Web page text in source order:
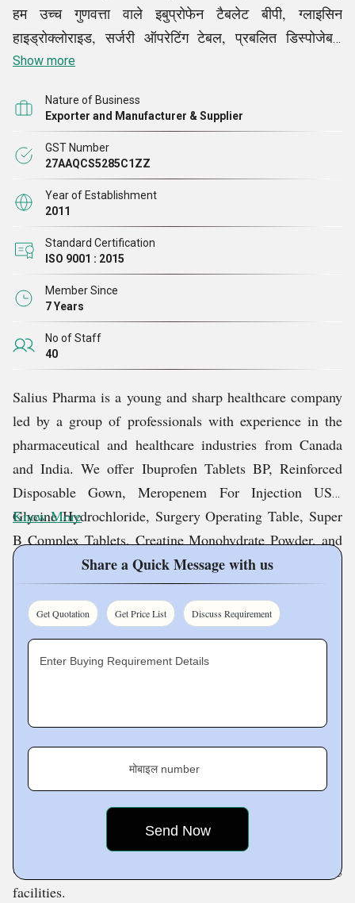
हम उच्च गुणवत्ता वाले इबुप्रोफेन टैबलेट बीपी, ग्लाइसिन
हाइड्रोक्लोराइड, सर्जरी ऑपरेटिंग टेबल, प्रबलित डिस्पोजेबल
गाउन, इंजेक्शन यूएसपी के लिए मेरोपेनेम, सुपर बी कॉम्प्लेक्स टैबलेट,
विभिन्न रिकॉर्ड रखते हैं।
हमें टैबलेट और कैप्सूल से लेकर हेल्थकेयर सप्लीमेंट, हॉस्पिटल
फर्नीचर, मेडिकल मशीन, फार्मा केमिकल्स, सर्जिकल डिस्पोजल आदि
तक हर उत्पाद श्रेणियों के लिए बाजार से उत्कृष्ट प्रतिक्रियाएं
मिलती हैं, हमारे सभी उत्पाद श्रेणियों और संबंधित गुणवत्ता
दिशानिर्देशों के बारे में समृद्ध जानकारी के साथ, हम एक उत्कृष्ट काम
कर रहे हैं और उद्योग में उच्च विकास और सफलता प्राप्त कर रहे
हैं।
Show more
Nature of Business
Exporter and Manufacturer & Supplier
GST Number
27AAQCS5285C1ZZ
Year of Establishment
2011
Standard Certification
ISO 9001 : 2015
Member Since
7 Years
No of Staff
40
Salius Pharma is a young and sharp healthcare company
led by a group of professionals with experience in the
pharmaceutical and healthcare industries from Canada
and India. We offer Ibuprofen Tablets BP, Reinforced
Disposable Gown, Meropenem For Injection USP,
Glycine Hydrochloride, Surgery Operating Table, Super
B Complex Tablets, Creatine Monohydrate Powder, and
many other products.
Our experts have a revolutionary drive to succeed and are
products that exceed our stringent internal quality
Manufacturing Facilities
Salius Pharma is dedicated to offering top-notch APIs,
pharmaceutical generics, nutraceuticals, and other
specialty items. In this highly regulated marketplace, we
have succeeded in carving out a place for ourselves due
to the support of maintained modern manufacturing
facilities.
Know More
Share a Quick Message with us
Get Quotation Get Price List Discuss Requirement
Enter Buying Requirement Details
मोबाइल number